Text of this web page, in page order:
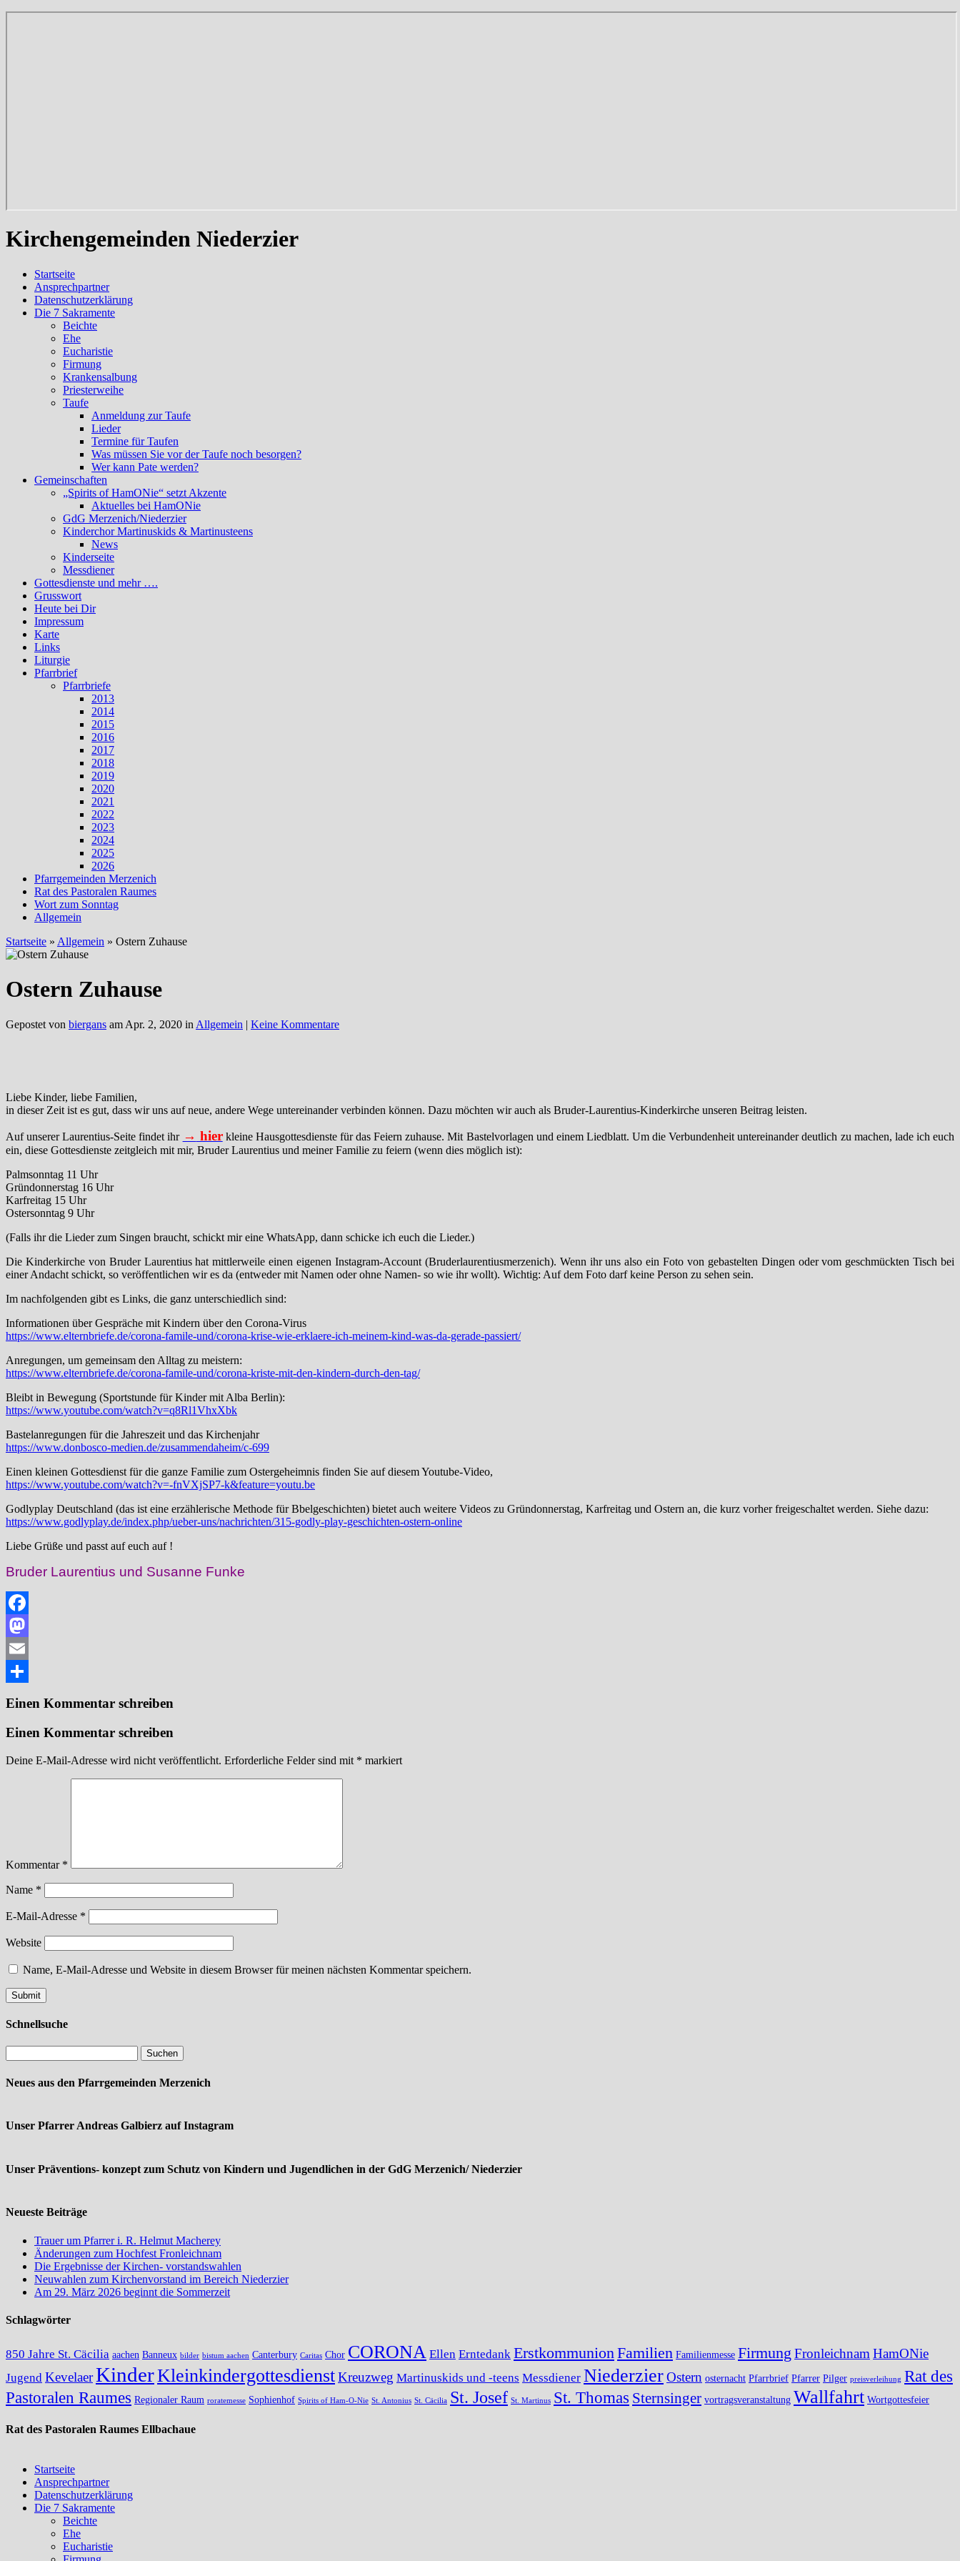
Kirchengemeinden Niederzier
Startseite
Ansprechpartner
Datenschutzerklärung
Die 7 Sakramente
Beichte
Ehe
Eucharistie
Firmung
Krankensalbung
Priesterweihe
Taufe
Anmeldung zur Taufe
Lieder
Termine für Taufen
Was müssen Sie vor der Taufe noch besorgen?
Wer kann Pate werden?
Gemeinschaften
„Spirits of HamONie“ setzt Akzente
Aktuelles bei HamONie
GdG Merzenich/Niederzier
Kinderchor Martinuskids & Martinusteens
News
Kinderseite
Messdiener
Gottesdienste und mehr ….
Grusswort
Heute bei Dir
Impressum
Karte
Links
Liturgie
Pfarrbrief
Pfarrbriefe
2013
2014
2015
2016
2017
2018
2019
2020
2021
2022
2023
2024
2025
2026
Pfarrgemeinden Merzenich
Rat des Pastoralen Raumes
Wort zum Sonntag
Allgemein
Startseite » Allgemein » Ostern Zuhause
Ostern Zuhause
Gepostet von biergans am Apr. 2, 2020 in Allgemein | Keine Kommentare
Liebe Kinder, liebe Familien,
in dieser Zeit ist es gut, dass wir uns auf neue, andere Wege untereinander verbinden können. Dazu möchten wir auch als Bruder-Laurentius-Kinderkirche unseren Beitrag leisten.
Auf unserer Laurentius-Seite findet ihr → hierkleine Hausgottesdienste für das Feiern zuhause. Mit Bastelvorlagen und einem Liedblatt. Um die Verbundenheit untereinander deutlich zu machen, lade ich euch
ein, diese Gottesdienste zeitgleich mit mir, Bruder Laurentius und meiner Familie zu feiern (wenn dies möglich ist):
Palmsonntag 11 Uhr
Gründonnerstag 16 Uhr
Karfreitag 15 Uhr
Ostersonntag 9 Uhr
(Falls ihr die Lieder zum Singen braucht, schickt mir eine WhatsApp, dann schicke ich euch die Lieder.)
Die Kinderkirche von Bruder Laurentius hat mittlerweile einen eigenen Instagram-Account (Bruderlaurentiusmerzenich). Wenn ihr uns also ein Foto von gebastelten Dingen oder vom geschmückten Tisch bei
einer Andacht schickt, so veröffentlichen wir es da (entweder mit Namen oder ohne Namen- so wie ihr wollt). Wichtig: Auf dem Foto darf keine Person zu sehen sein.
Im nachfolgenden gibt es Links, die ganz unterschiedlich sind:
Informationen über Gespräche mit Kindern über den Corona-Virus
https://www.elternbriefe.de/corona-famile-und/corona-krise-wie-erklaere-ich-meinem-kind-was-da-gerade-passiert/
Anregungen, um gemeinsam den Alltag zu meistern:
https://www.elternbriefe.de/corona-famile-und/corona-kriste-mit-den-kindern-durch-den-tag/
Bleibt in Bewegung (Sportstunde für Kinder mit Alba Berlin):
https://www.youtube.com/watch?v=q8Rl1VhxXbk
Bastelanregungen für die Jahreszeit und das Kirchenjahr
https://www.donbosco-medien.de/zusammendaheim/c-699
Einen kleinen Gottesdienst für die ganze Familie zum Ostergeheimnis finden Sie auf diesem Youtube-Video,
https://www.youtube.com/watch?v=-fnVXjSP7-k&feature=youtu.be
Godlyplay Deutschland (das ist eine erzählerische Methode für Bbelgeschichten) bietet auch weitere Videos zu Gründonnerstag, Karfreitag und Ostern an, die kurz vorher freigeschaltet werden. Siehe dazu:
https://www.godlyplay.de/index.php/ueber-uns/nachrichten/315-godly-play-geschichten-ostern-online
Liebe Grüße und passt auf euch auf !
Bruder Laurentius und Susanne Funke
Facebook
Mastodon
Email
Einen Kommentar schreiben
Einen Kommentar schreiben
Deine E-Mail-Adresse wird nicht veröffentlicht. Erforderliche Felder sind mit * markiert
Kommentar *
Name *
E-Mail-Adresse *
Website
Name, E-Mail-Adresse und Website in diesem Browser für meinen nächsten Kommentar speichern.
Schnellsuche
Neues aus den Pfarrgemeinden Merzenich
Unser Pfarrer Andreas Galbierz auf Instagram
Unser Präventions- konzept zum Schutz von Kindern und Jugendlichen in der GdG Merzenich/ Niederzier
Neueste Beiträge
Trauer um Pfarrer i. R. Helmut Macherey
Änderungen zum Hochfest Fronleichnam
Die Ergebnisse der Kirchen- vorstandswahlen
Neuwahlen zum Kirchenvorstand im Bereich Niederzier
Am 29. März 2026 beginnt die Sommerzeit
Schlagwörter
850 Jahre St. Cäcilia aachen Banneux bilder bistum aachen Canterbury Caritas Chor CORONA Ellen Erntedank ErstkommunionFamilien Familienmesse Firmung Fronleichnam HamONie
Jugend KevelaerKinderKleinkindergottesdienstKreuzweg Martinuskids und -teens Messdiener NiederzierOstern osternacht Pfarrbrief Pfarrer Pilger preisverleihung Rat des
Pastoralen Raumes Regionaler Raum roratemesse Sophienhof Spirits of Ham-O-Nie St. Antonius St. Cäcilia St. Josef St. Martinus St. Thomas Sternsinger vortragsveranstaltung Wallfahrt Wortgottesfeier
Rat des Pastoralen Raumes Ellbachaue
Startseite
Ansprechpartner
Datenschutzerklärung
Die 7 Sakramente
Beichte
Ehe
Eucharistie